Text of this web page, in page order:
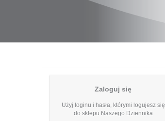
Zaloguj się
Użyj loginu i hasła, którymi logujesz się
do sklepu Naszego Dziennika